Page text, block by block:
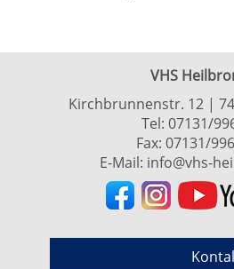
VHS
Kirchbrunnenstr. 12 |
Tel: 07131/
Fax: 07131/
E-Mail: info@vhs-